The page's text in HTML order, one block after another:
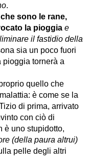
.
sono le rane,
la pioggia e
il fastidio della
sia un poco fuori
pioggia tornerà a
quello che
è come se la
di prima, arrivato
con ciò di
è uno stupidotto,
(della paura altrui)
pelle degli altri